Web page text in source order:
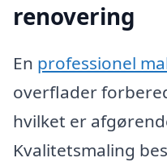
renovering
En professionel
overflader
hvilket er
Kvalitetsmaling